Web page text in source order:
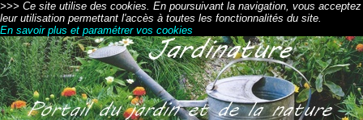
>>> Ce site utilise des cookies. En poursuivant la navigation, vous acceptez
leur utilisation permettant l'accès à toutes les fonctionnalités du site.
En savoir plus et paramétrer vos cookies